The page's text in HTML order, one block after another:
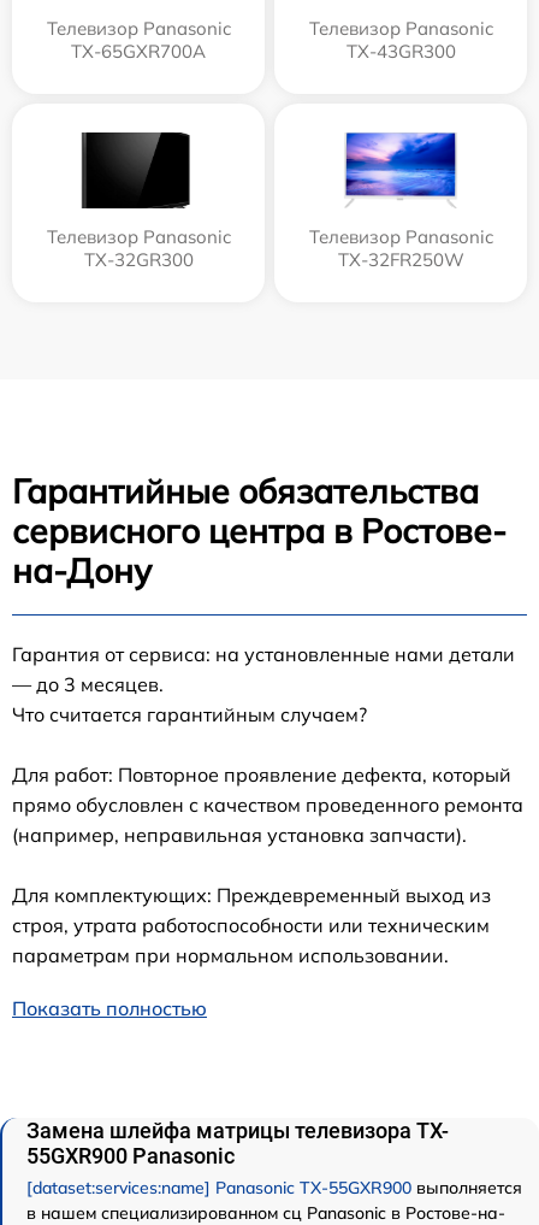
Телевизор Panasonic
TX-65GXR700A
Телевизор Panasonic
TX-43GR300
Телевизор Panasonic
TX-32GR300
Телевизор Panasonic
TX-32FR250W
Гарантийные обязательства
сервисного центра в Ростове-
на-Дону
Гарантия от сервиса: на установленные нами детали
— до 3 месяцев.
Что считается гарантийным случаем?
Для работ: Повторное проявление дефекта, который
прямо обусловлен с качеством проведенного ремонта
(например, неправильная установка запчасти).
Для комплектующих: Преждевременный выход из
строя, утрата работоспособности или техническим
параметрам при нормальном использовании.
Показать полностью
Замена шлейфа матрицы телевизора TX-
55GXR900 Panasonic
[dataset:services:name] Panasonic TX-55GXR900 выполняется
в нашем специализированном сц Panasonic в Ростове-на-